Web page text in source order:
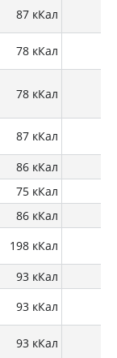
87 кКал
78 кКал
78 кКал
87 кКал
86 кКал
75 кКал
86 кКал
198 кКал
93 кКал
93 кКал
93 кКал